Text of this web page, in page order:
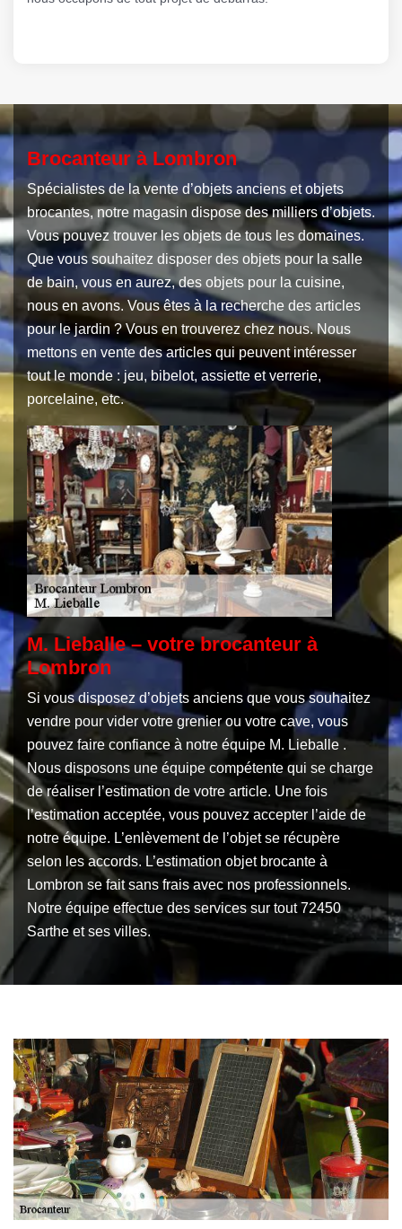
Brocanteur à Lombron
Spécialistes de la vente d’objets anciens et objets
brocantes, notre magasin dispose des milliers d’objets.
Vous pouvez trouver les objets de tous les domaines.
Que vous souhaitez disposer des objets pour la salle
de bain, vous en aurez, des objets pour la cuisine,
nous en avons. Vous êtes à la recherche des articles
pour le jardin ? Vous en trouverez chez nous. Nous
mettons en vente des articles qui peuvent intéresser
tout le monde : jeu, bibelot, assiette et verrerie,
porcelaine, etc.
M. Lieballe – votre brocanteur à
Lombron
Si vous disposez d’objets anciens que vous souhaitez
vendre pour vider votre grenier ou votre cave, vous
pouvez faire confiance à notre équipe M. Lieballe .
Nous disposons une équipe compétente qui se charge
de réaliser l’estimation de votre article. Une fois
l’estimation acceptée, vous pouvez accepter l’aide de
notre équipe. L’enlèvement de l’objet se récupère
selon les accords. L’estimation objet brocante à
Lombron se fait sans frais avec nos professionnels.
Notre équipe effectue des services sur tout 72450
Sarthe et ses villes.